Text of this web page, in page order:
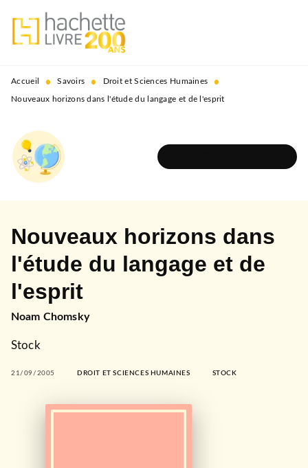
MENU RECHERCHE
PIED DE PAGE
Accueil • Savoirs • Droit et Sciences Humaines •
Nouveaux horizons dans l'étude du langage et de l'esprit
Nouveaux horizons dans
l'étude du langage et de
l'esprit
Noam Chomsky
Stock
21/09/2005 DROIT ET SCIENCES HUMAINES STOCK